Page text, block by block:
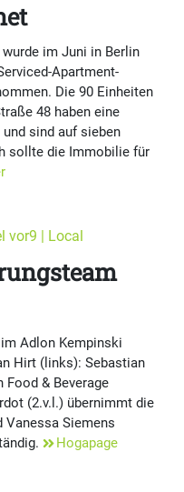
im Juni in Berlin
Apartment-
Die 90 Einheiten
48 haben eine
und sind auf sieben
sollte die Immobilie für
vor9 | Local
Adlon Kempinski
Hirt (links): Sebastian
Food & Beverage
(2.v.l.) übernimmt die
Vanessa Siemens
Hogapage